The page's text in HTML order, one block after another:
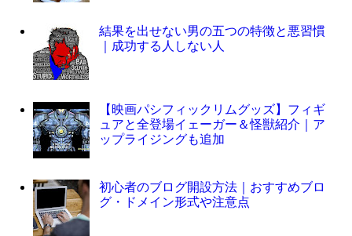
結果を出せない男の五つの特徴と悪習慣
｜成功する人しない人
【映画パシフィックリムグッズ】フィギ
ュアと全登場イェーガー＆怪獣紹介｜ア
ップライジングも追加
初心者のブログ開設方法｜おすすめブロ
グ・ドメイン形式や注意点